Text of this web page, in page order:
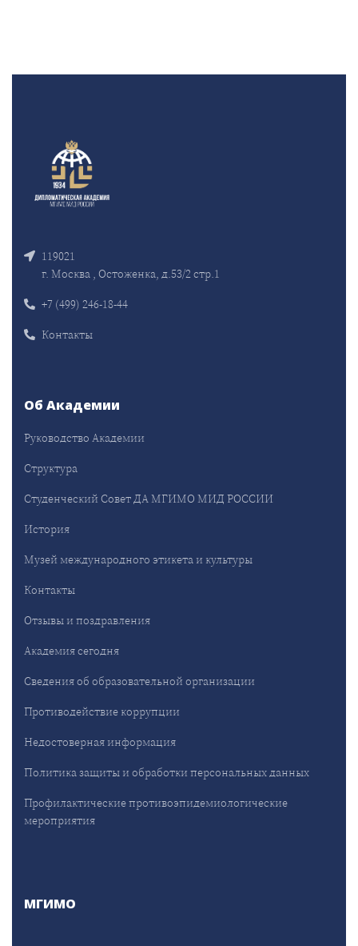
119021
г. Москва , Остоженка, д.53/2 стр.1
+7 (499) 246-18-44
Контакты
Об Академии
Руководство Академии
Структура
Студенческий Совет ДА МГИМО МИД РОССИИ
История
Музей международного этикета и культуры
Контакты
Отзывы и поздравления
Академия сегодня
Сведения об образовательной организации
Противодействие коррупции
Недостоверная информация
Политика защиты и обработки персональных данных
Профилактические противоэпидемиологические
мероприятия
МГИМО